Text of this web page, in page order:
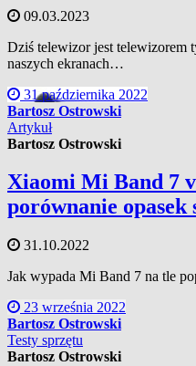
09.03.2023
Dziś telewizor jest telewizorem
naszych ekranach…
31 października 2022
Bartosz Ostrowski
Artykuł
Bartosz Ostrowski
Xiaomi Mi Band 7
porównanie opasek
31.10.2022
Jak wypada Mi Band 7 na tle
23 września 2022
Bartosz Ostrowski
Testy sprzętu
Bartosz Ostrowski